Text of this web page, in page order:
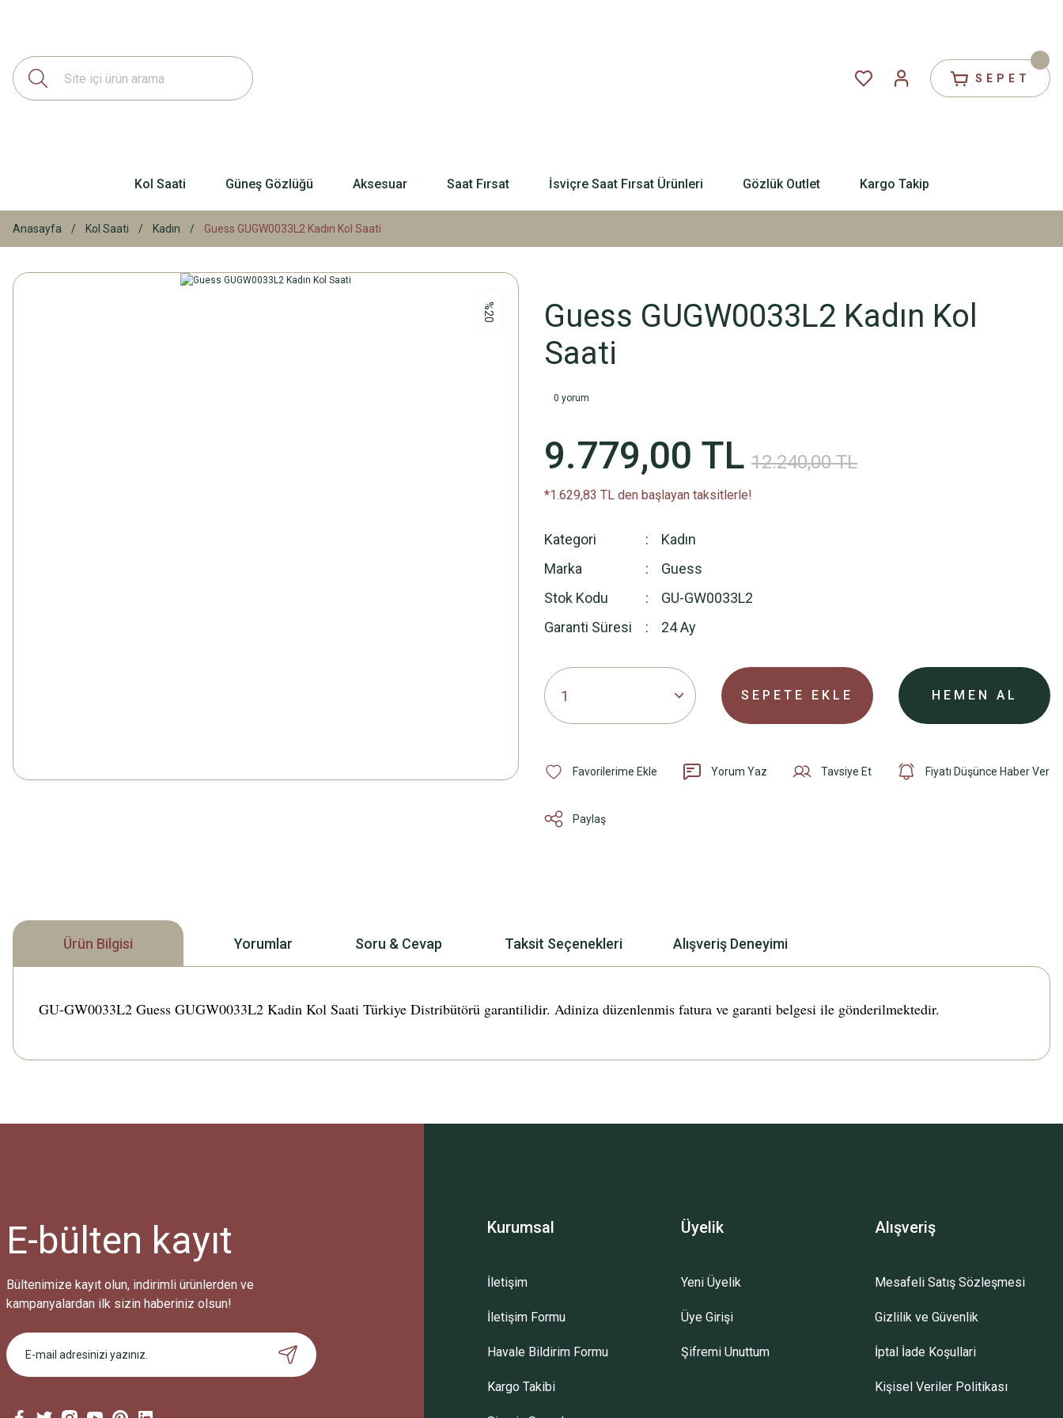
SEPET
Kol Saati Güneş Gözlüğü Aksesuar Saat Fırsat İsviçre Saat Fırsat Ürünleri Gözlük Outlet Kargo Takip
Anasayfa Kol Saati Kadın Guess GUGW0033L2 Kadın Kol Saati
%20
Guess GUGW0033L2 Kadın Kol
Saati
0 yorum
9.779,00 TL 12.240,00 TL
*1.629,83 TL den başlayan taksitlerle!
Kategori
Kadın
Marka
Guess
Stok Kodu
GU-GW0033L2
Garanti Süresi
24 Ay
SEPETE EKLE HEMEN AL
Yorum Yaz Tavsiye Et Fiyatı Düşünce Haber Ver
Paylaş
Ürün Bilgisi Yorumlar Soru & Cevap Taksit Seçenekleri Alışveriş Deneyimi
GU-GW0033L2 Guess GUGW0033L2 Kadin Kol Saati Türkiye Distribütörü garantilidir. Adiniza düzenlenmis fatura ve garanti belgesi ile gönderilmektedir.
Bu ürüne ilk yorumu siz yapın!
Ürün hakkında henüz soru sorulmamış.
Sitemize ilk yorumu siz yapın!
E-bülten kayıt
Bültenimize kayıt olun, indirimli ürünlerden ve
kampanyalardan ilk sizin haberiniz olsun!
Kurumsal
İletişim
İletişim Formu
Havale Bildirim Formu
Kargo Takibi
Üyelik
Yeni Üyelik
Üye Girişi
Şifremi Unuttum
Alışveriş
Mesafeli Satış Sözleşmesi
Gizlilik ve Güvenlik
İptal İade Koşullari
Kişisel Veriler Politikası